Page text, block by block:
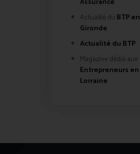
Actualité du BTP en
Gironde
Actualité du BTP
Magazine dédié aux
Entrepreneurs en
Lorraine